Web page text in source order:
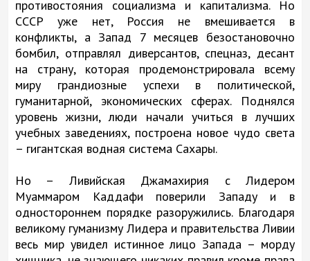
противостояния социализма и капитализма. Но
СССР уже нет, Россия не вмешивается в
конфликты, а Запад 7 месяцев безостановочно
бомбил, отправлял диверсантов, спецназ, десант
на страну, которая продемонстрировала всему
миру грандиозные успехи в политической,
гуманитарной, экономических сферах. Поднялся
уровень жизни, люди начали учиться в лучших
учебных заведениях, построена новое чудо света
– гигантская водная система Сахары.
Но – Ливийская Джамахирия с Лидером
Муаммаром Каддафи поверили Западу и в
одностороннем порядке разоружились. Благодаря
великому гуманизму Лидера и правительства Ливии
весь мир увидел истинное лицо Запада – морду